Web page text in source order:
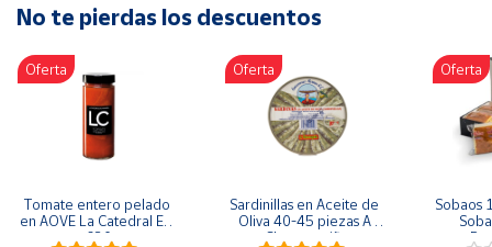
Artesanía
Oficina y
Papelería
Para Canarias,
Ceuta y Melilla
populares
No te pierdas los descuentos
Oferta
Tomate entero pelado
en AOVE La Catedral ER-
630
Oferta
Sardinillas en Aceite de
Oliva 40-45 piezas A
Churrusquiña
Oferta
Sobaos